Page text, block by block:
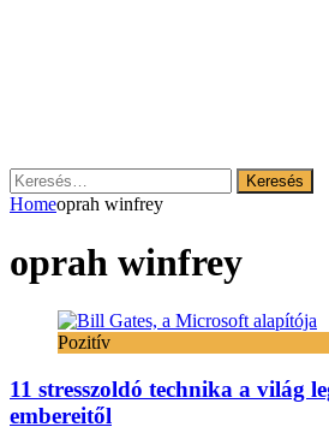
Keresés:
Homeoprah winfrey
oprah winfrey
Pozitív
11 stresszoldó technika a világ
embereitől